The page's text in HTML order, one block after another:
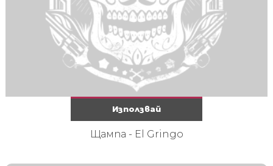
Използвай
Щампа - El Gringo